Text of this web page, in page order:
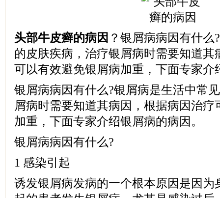
头部牛皮癣的病因 ？银屑病病因有什
的皮肤疾病，治疗银屑病时需要知道其
可以有效避免银屑病加重，下面专家介
银屑病病因有什么?银屑病是生活中常
屑病时需要知道其病因，根据病因治疗
加重，下面专家介绍银屑病的病因。
银屑病病因有什么?
1 感染引起
诱发银屑病发病的一个根本原因是因为